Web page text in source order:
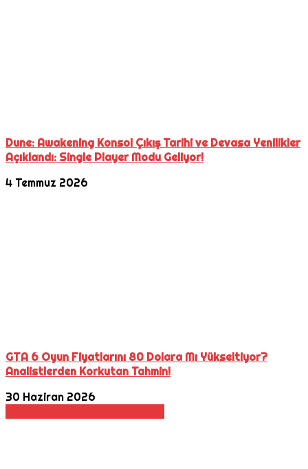
Dune: Awakening Konsol Çıkış Tarihi ve Devasa Yenilikler
Açıklandı: Single Player Modu Geliyor!
4 Temmuz 2026
GTA 6 Oyun Fiyatlarını 80 Dolara Mı Yükseltiyor?
Analistlerden Korkutan Tahmin!
30 Haziran 2026